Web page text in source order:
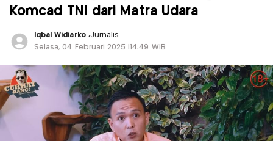
Komcad TNI dari Matra Udara
Iqbal Widiarko ,Jurnalis
Selasa, 04 Februari 2025 |14:49 WIB